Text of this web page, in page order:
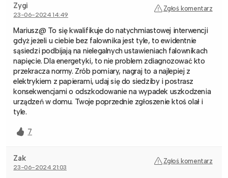
Zygi
23-06-2024 14:49
Zgłoś komentarz
Mariusz@ To się kwalifikuje do natychmiastowej interwencji
gdyż jeżeli u ciebie bez falownika jest tyle, to ewidentnie
sąsiedzi podbijają na nielegalnych ustawieniach falownikach
napięcie. Dla energetyki, to nie problem zdiagnozować kto
przekracza normy. Zrób pomiary, nagraj to a najlepiej z
elektrykiem z papierami, udaj się do siedziby i postrasz
konsekwencjami o odszkodowanie na wypadek uszkodzenia
urządzeń w domu. Twoje poprzednie zgłoszenie ktoś olał i
tyle.
7
Zak
23-06-2024 21:03
Zgłoś komentarz